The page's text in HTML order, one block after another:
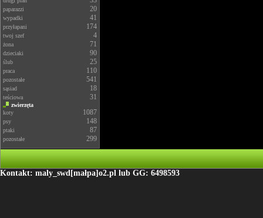
paparazzi 20
wypadki 41
przyłapani 174
twoj szef 4
żona 71
dzieciaki 90
ślub 25
praca 110
pozostałe 541
sąsiad 18
teściowa 31
zwierzęta
koty
1087
psy 148
ptaki 87
pozostałe 299
Kontakt: maly_swd[małpa]o2.pl lub GG: 6498593